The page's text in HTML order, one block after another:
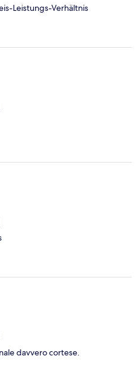
Leistungs-Verhältnis
davvero cortese.